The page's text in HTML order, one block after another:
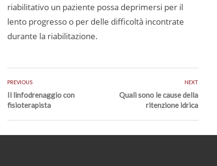
riabilitativo un paziente possa deprimersi per il
lento progresso o per delle difficoltà incontrate
durante la riabilitazione.
PREVIOUS
Il linfodrenaggio con
fisioterapista
NEXT
Quali sono le cause della
ritenzione idrica